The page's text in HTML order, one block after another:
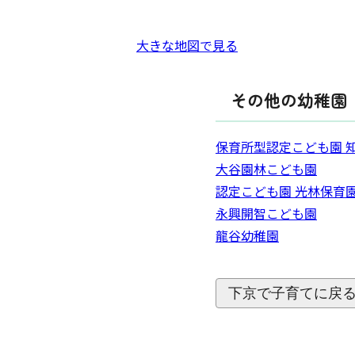
大きな地図で見る
その他の幼稚園
保育所型認定こども園
大谷園林こども園
認定こども園 光林保育
永興開智こども園
龍谷幼稚園
下京で子育てに戻る